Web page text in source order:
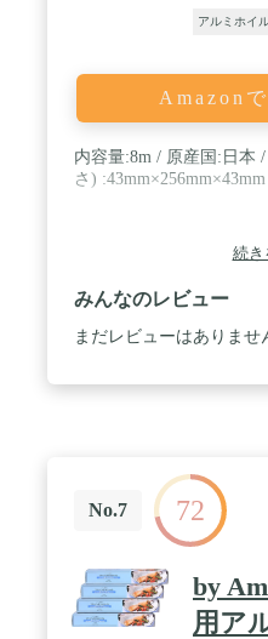
アルミホイ
Amazon
内容量:8m / 原産国:日本
さ)
続き
みんなのレビュー
まだレビューはありませ
No.7 72
by
用ア